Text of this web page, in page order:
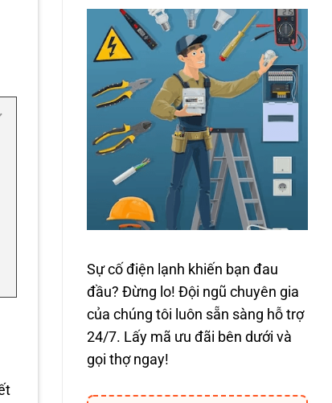
Sự cố điện lạnh khiến bạn đau
đầu? Đừng lo! Đội ngũ chuyên gia
của chúng tôi luôn sẵn sàng hỗ trợ
24/7. Lấy mã ưu đãi bên dưới và
gọi thợ ngay!